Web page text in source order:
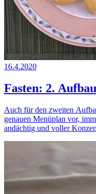
16.4.2020
Fasten: 2.
Auch für den zweiten
genauen Menüplan vor,
andächtig und voller